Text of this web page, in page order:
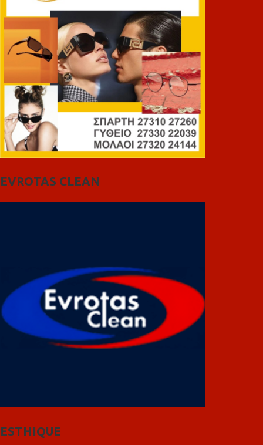
EVROTAS CLEAN
ESTHIQUE